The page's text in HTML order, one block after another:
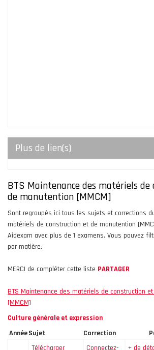
Plus de lien(s)
BTS Maintenance des matériels
de manutention [MMCM]
Sont regroupés ici tous les sujets et corrections
matériels de construction et de manutention
Aidexam avec plus de 1 examens. Vous pouvez
par matière.
MERCI de compléter cette liste PARTAGER
BTS Maintenance des matériels de construction
[MMCM]
Culture générale et expression
AnnéeSujet Correction
Télécharger Connectez- + de